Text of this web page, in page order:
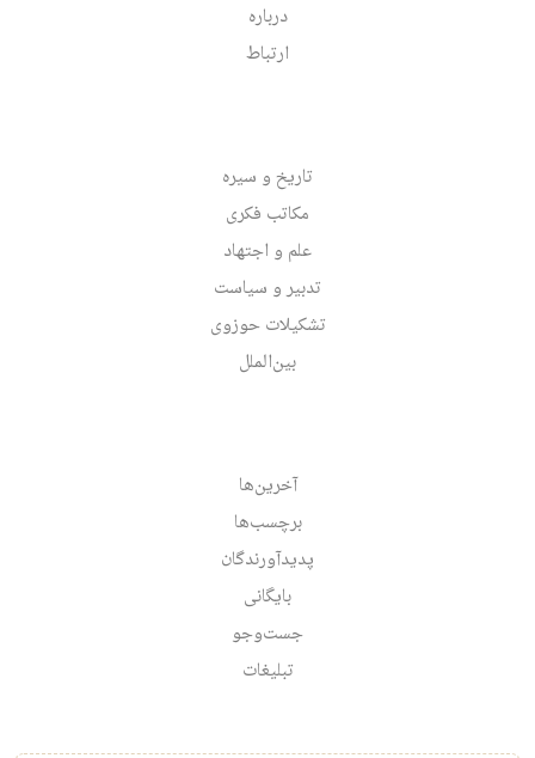
درباره
ارتباط
تاریخ و سیره
مکاتب فکری
علم و اجتهاد
تدبیر و سیاست
تشکیلات حوزوی
بین‌الملل
آخرین‌ها
برچسب‌ها
پدیدآورندگان
بایگانی
جست‌وجو
تبلیغات